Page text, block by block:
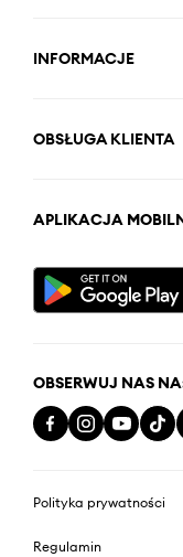
INFORMACJE
OBSŁUGA KLIENTA
APLIKACJA
OBSERWUJ NAS
Polityka prywatności
Regulamin